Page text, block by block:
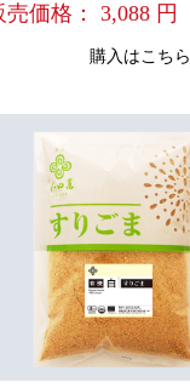
売価格： 3,088 円
購入はこちら